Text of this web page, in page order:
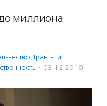
миллиона
, Гранты и
· 03.12.2019